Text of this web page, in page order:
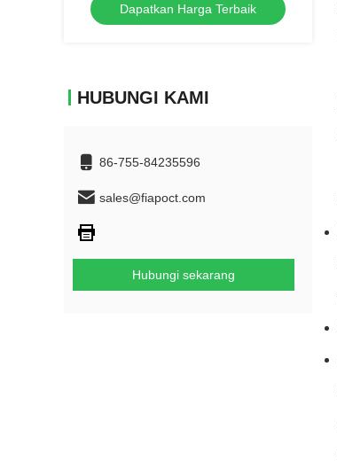
Dapatkan Harga Terbaik
HUBUNGI KAMI
86-755-84235596
sales@fiapoct.com
Hubungi sekarang